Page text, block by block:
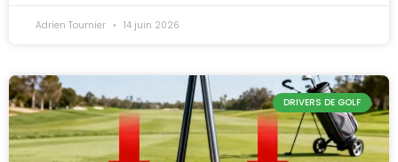
Adrien Tournier 14 juin 2026
DRIVERS DE GOLF